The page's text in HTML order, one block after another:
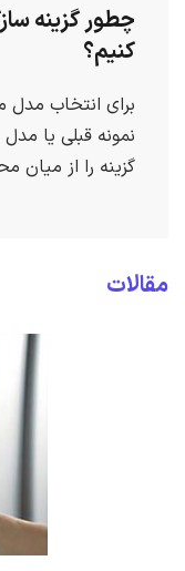
چطور گزینه
کنیم؟
برای انتخاب مدل
نمونه قبلی یا
گزینه را از
مقالات